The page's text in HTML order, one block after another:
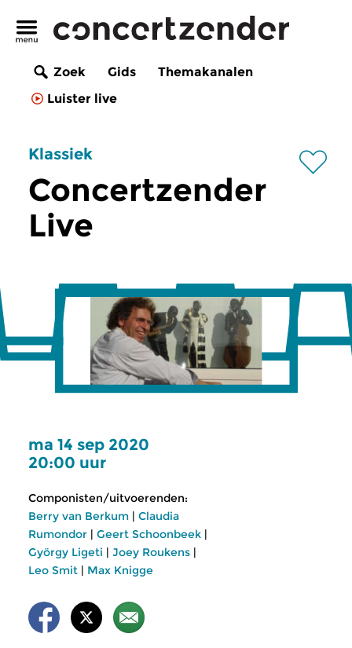
Zoek Gids
Themakanalen
Luister live
Klassiek
Concertzender
Live
ma 14 sep 2020
20:00 uur
Componisten/uitvoerenden:
Berry van Berkum | Claudia
Rumondor | Geert Schoonbeek |
György Ligeti | Joey Roukens |
Leo Smit | Max Knigge